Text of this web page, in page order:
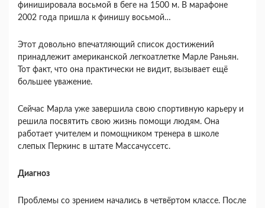
финишировала восьмой в беге на 1500 м. В марафоне
2002 года пришла к финишу восьмой…
Этот довольно впечатляющий список достижений
принадлежит американской легкоатлетке Марле Раньян.
Тот факт, что она практически не видит, вызывает ещё
большее уважение.
Сейчас Марла уже завершила свою спортивную карьеру и
решила посвятить свою жизнь помощи людям. Она
работает учителем и помощником тренера в школе
слепых Перкинс в штате Массачуссетс.
Диагноз
Проблемы со зрением начались в четвёртом классе. После